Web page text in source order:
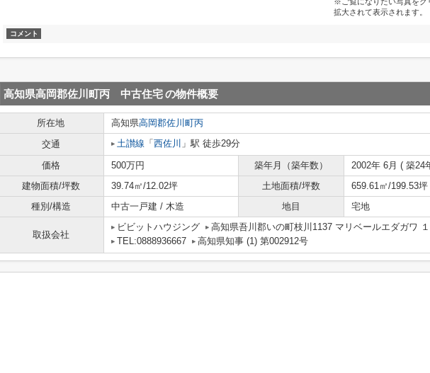
拡大されて表示されます。
コメント
高知県高岡郡佐川町丙 中古住宅の物件概要
所在地 高知県高岡郡佐川町丙
交通
土讃線 「 西佐川 」駅 徒歩29分
価格 500万円 築年月（築年数）
2002年 6月 ( 築24
建物面積/坪数
39.74㎡/12.02坪 土地面積/坪数
659.61㎡/199.53坪
種別/構造
中古一戸建 / 木造 地目 宅地
取扱会社
ビビットハウジング
高知県吾川郡いの町枝川1137 マリベールエダガワ １
TEL:0888936667
高知県知事 (1) 第002912号